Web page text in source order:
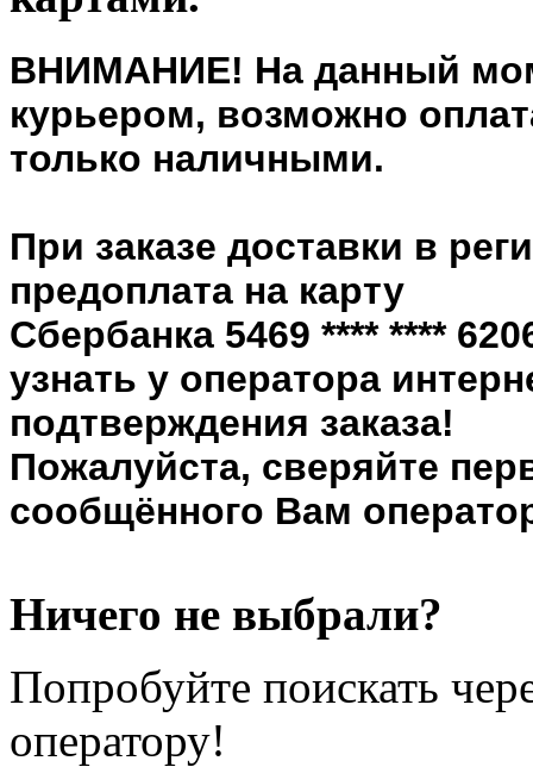
ВНИМАНИЕ! На данный
курьером, возможно
только наличными.
При заказе доставки в
предоплата на карту
Сбербанка 5469 **** ****
узнать у оператора
подтверждения заказа!
Пожалуйста, сверяйте
сообщённого Вам
Ничего не выбрали?
Попробуйте поискать
оператору!